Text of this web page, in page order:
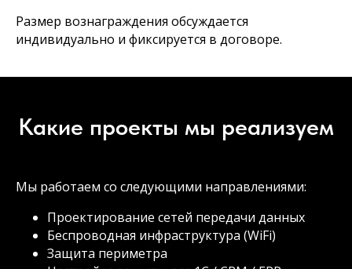
Размер вознаграждения обсуждается
индивидуально и фиксируется в договоре.
Какие проекты мы реализуем
Мы работаем со следующими направлениями:
Проектирование сетей передачи данных
Беспроводная инфраструктура (WiFi)
Защита периметра